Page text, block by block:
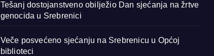
Tešanj dostojanstveno obilježio Dan sjećanja na žrtve
genocida u Srebrenici
Veče posvećeno sjećanju na Srebrenicu u Općoj
biblioteci